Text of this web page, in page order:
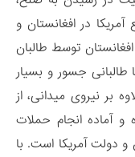
در افغانستان و
توسط طالبان
طالبانی جسور و بسیار
بر نیروی میدانی، از
و آماده انجام حملات
دولت آمریکا است. با